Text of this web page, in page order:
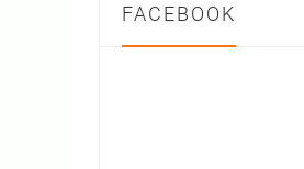
FACEBOOK